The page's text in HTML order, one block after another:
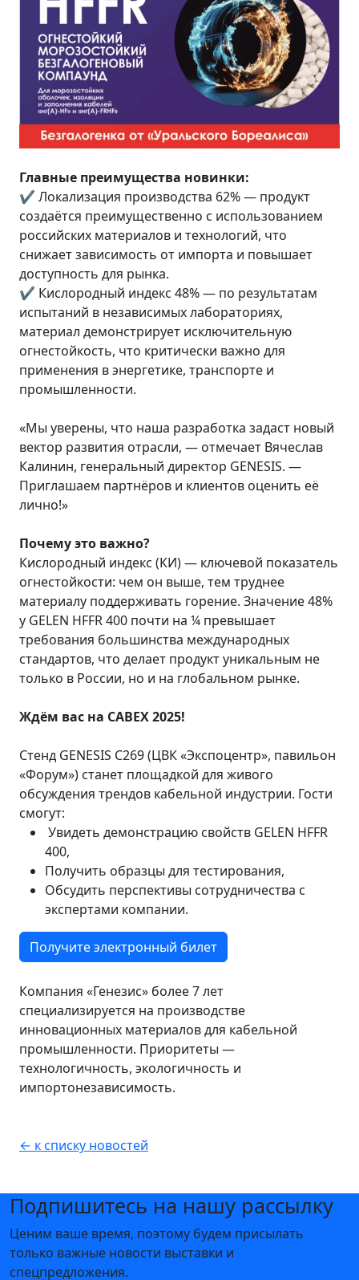
Главные преимущества новинки:
✔️ Локализация производства 62% — продукт
создаётся преимущественно с использованием
российских материалов и технологий, что
снижает зависимость от импорта и повышает
доступность для рынка.
✔️ Кислородный индекс 48% — по результатам
испытаний в независимых лабораториях,
материал демонстрирует исключительную
огнестойкость, что критически важно для
применения в энергетике, транспорте и
промышленности.
«Мы уверены, что наша разработка задаст новый
вектор развития отрасли, — отмечает Вячеслав
Калинин, генеральный директор GENESIS. —
Приглашаем партнёров и клиентов оценить её
лично!»
Почему это важно?
Кислородный индекс (КИ) — ключевой показатель
огнестойкости: чем он выше, тем труднее
материалу поддерживать горение. Значение 48%
у GELEN HFFR 400 почти на ¼ превышает
требования большинства международных
стандартов, что делает продукт уникальным не
только в России, но и на глобальном рынке.
Ждём вас на CABEX 2025!
Стенд GENESIS C269 (ЦВК «Экспоцентр», павильон
«Форум») станет площадкой для живого
обсуждения трендов кабельной индустрии. Гости
смогут:
Увидеть демонстрацию свойств GELEN HFFR
400,
Получить образцы для тестирования,
Обсудить перспективы сотрудничества с
экспертами компании.
Получите электронный билет
Компания «Генезис» более 7 лет
специализируется на производстве
инновационных материалов для кабельной
промышленности. Приоритеты —
технологичность, экологичность и
импортонезависимость.
← к списку новостей
Подпишитесь на нашу рассылку
Ценим ваше время, поэтому будем присылать
только важные новости выставки и
спецпредложения.